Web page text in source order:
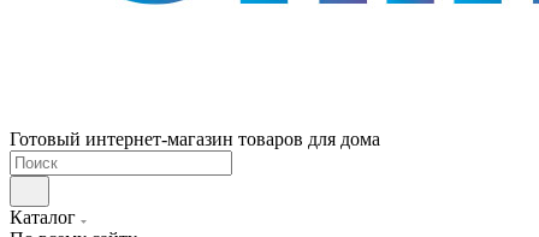
Готовый интернет-магазин товаров для дома
Каталог